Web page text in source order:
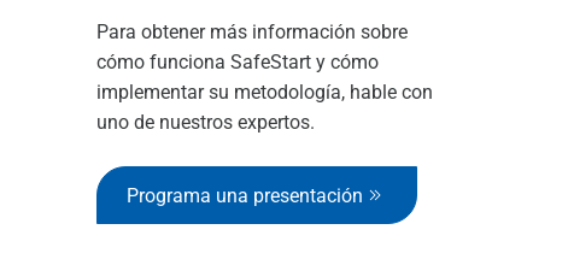
Para obtener más información sobre
cómo funciona SafeStart y cómo
implementar su metodología, hable con
uno de nuestros expertos.
Programa una presentación